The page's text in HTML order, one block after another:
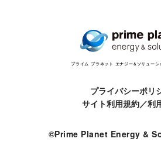
プライム プラネット エナジー&ソリューシ
プライバシーポリ
サイト利用規約／利
©Prime Planet Energy &